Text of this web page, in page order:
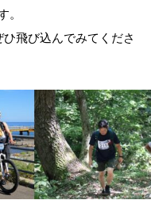
。
飛び込んでみてくださ